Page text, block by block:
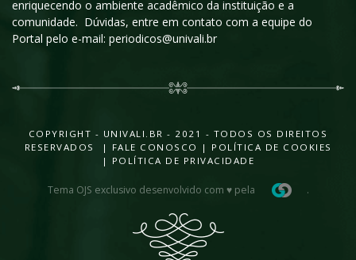
enriquecendo o ambiente acadêmico da instituição e a
comunidade. Dúvidas, entre em contato com a equipe do
Portal pelo e-mail: periodicos@univali.br
COPYRIGHT - UNIVALI.BR - 2021 - TODOS OS DIREITOS
RESERVADOS |
FALE CONOSCO | POLÍTICA DE COOKIES
| POLÍTICA DE PRIVACIDADE
Tema OJS exclusivo desenvolvido com ♥ pela .